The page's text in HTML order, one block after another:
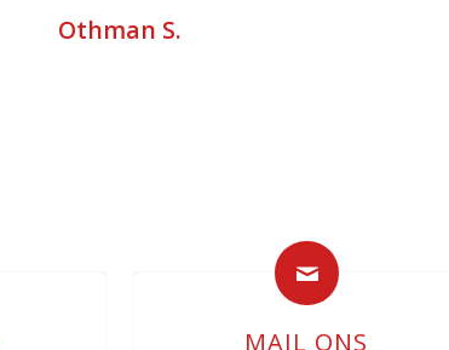
Othman S.
MAIL ONS